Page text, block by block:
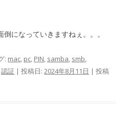
になっていきますねぇ。。。
: mac, pc, PIN, samba, smb,
認証 | 投稿日: 2024年8月11日 | 投稿